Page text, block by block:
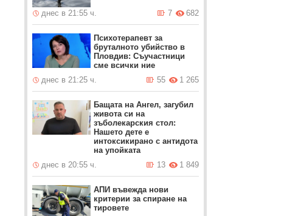
днес в 21:55 ч. 682
7
Психотерапевт за
бруталното убийство в
Пловдив: Съучастници
сме всички ние
днес в 21:25 ч.
1 265
55
Бащата на Ангел, загубил
живота си на
зъболекарския стол:
Нашето дете е
интоксикирано с антидотa
на упойката
днес в 20:55 ч.
1 849
13
АПИ въвежда нови
критерии за спиране на
тировете